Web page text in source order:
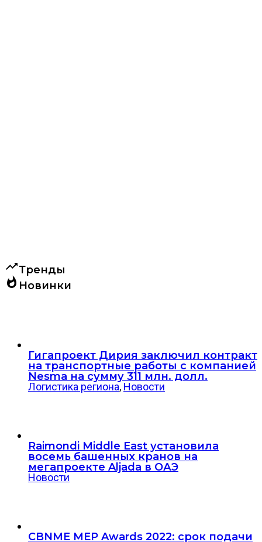
trending_upТренды
whatshot Новинки
Гигапроект Дирия заключил контракт
на транспортные работы с компанией
Nesma на сумму 311 млн. долл.
Логистика региона, Новости
Raimondi Middle East установила
восемь башенных кранов на
мегапроекте Aljada в ОАЭ
Новости
CBNME MEP Awards 2022: срок подачи